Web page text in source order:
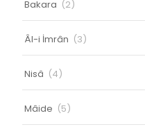
Bakara (2)
Âl-i İmrân (3)
Nisâ (4)
Mâide (5)